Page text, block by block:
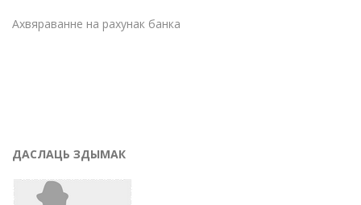
Ахвяраванне на рахунак банка
ДАСЛАЦЬ ЗДЫМАК